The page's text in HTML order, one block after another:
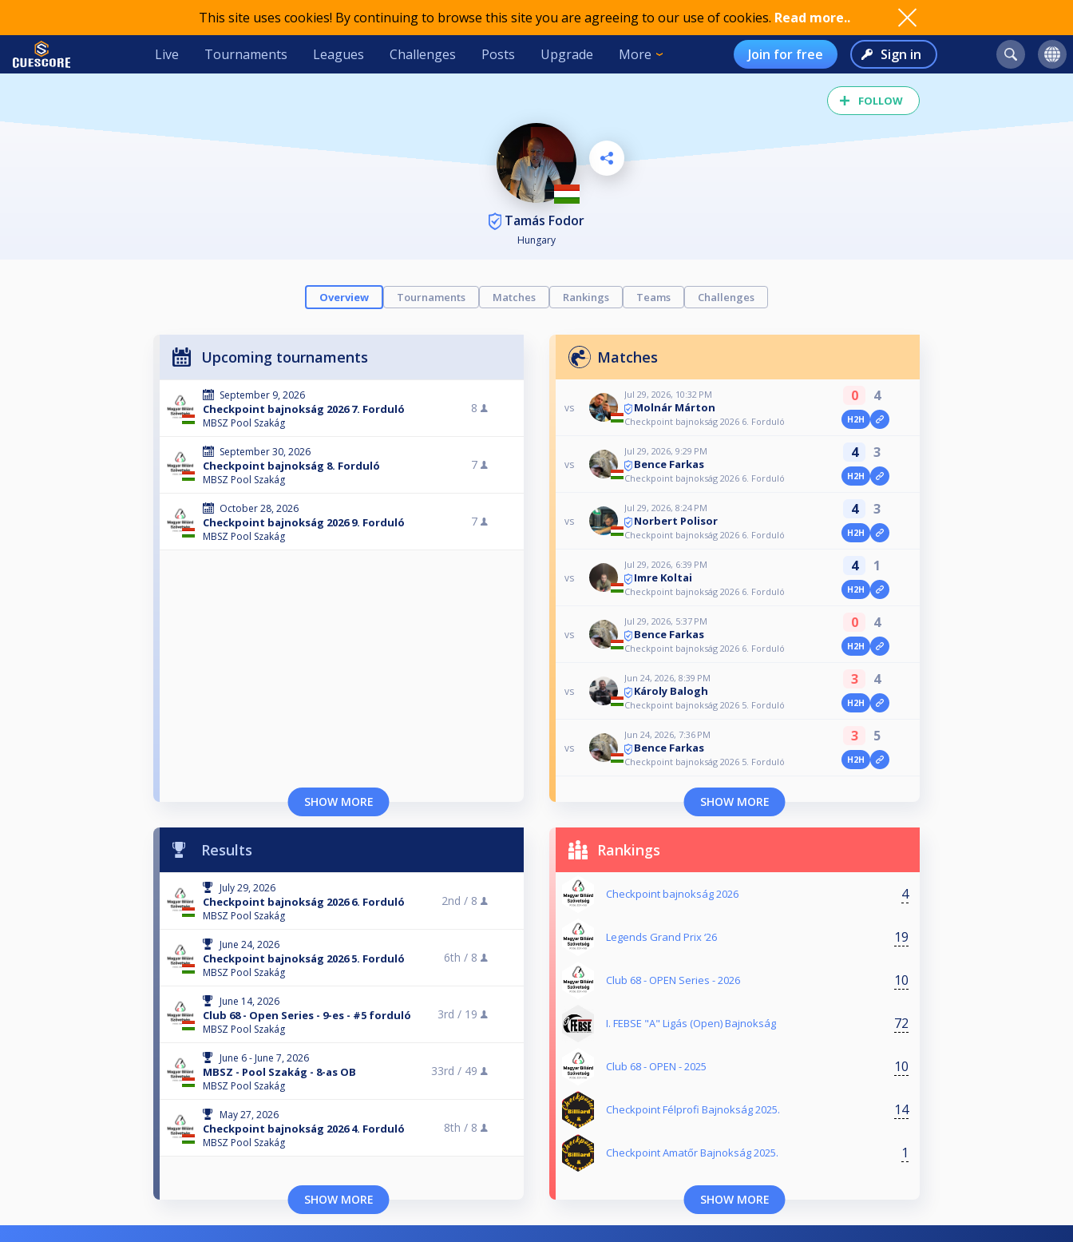
This site uses cookies! By continuing to browse this site you are agreeing to our use of cookies. Read more..
Live Tournaments Leagues Challenges Posts Upgrade More Join for free Sign in
FOLLOW
Tamás Fodor
Hungary
Overview Tournaments Matches Rankings Teams Challenges
Upcoming tournaments
September 9, 2026
Checkpoint bajnokság 2026 7. Forduló
MBSZ Pool Szakág
8
September 30, 2026
Checkpoint bajnokság 8. Forduló
MBSZ Pool Szakág
7
October 28, 2026
Checkpoint bajnokság 2026 9. Forduló
MBSZ Pool Szakág
7
SHOW MORE
Matches
vs
Jul 29, 2026, 10:32 PM
Molnár Márton
Checkpoint bajnokság 2026 6. Forduló
0 4
H2H
vs
Jul 29, 2026, 9:29 PM
Bence Farkas
Checkpoint bajnokság 2026 6. Forduló
4 3
H2H
vs
Jul 29, 2026, 8:24 PM
Norbert Polisor
Checkpoint bajnokság 2026 6. Forduló
4 3
H2H
vs
Jul 29, 2026, 6:39 PM
Imre Koltai
Checkpoint bajnokság 2026 6. Forduló
4 1
H2H
vs
Jul 29, 2026, 5:37 PM
Bence Farkas
Checkpoint bajnokság 2026 6. Forduló
0 4
H2H
vs
Jun 24, 2026, 8:39 PM
Károly Balogh
Checkpoint bajnokság 2026 5. Forduló
3 4
H2H
vs
Jun 24, 2026, 7:36 PM
Bence Farkas
Checkpoint bajnokság 2026 5. Forduló
3 5
H2H
SHOW MORE
Results
July 29, 2026
Checkpoint bajnokság 2026 6. Forduló
MBSZ Pool Szakág
2nd / 8
June 24, 2026
Checkpoint bajnokság 2026 5. Forduló
MBSZ Pool Szakág
6th / 8
June 14, 2026
Club 68 - Open Series - 9-es - #5 forduló
MBSZ Pool Szakág
3rd / 19
June 6 - June 7, 2026
MBSZ - Pool Szakág - 8-as OB
MBSZ Pool Szakág
33rd / 49
May 27, 2026
Checkpoint bajnokság 2026 4. Forduló
MBSZ Pool Szakág
8th / 8
SHOW MORE
Rankings
Checkpoint bajnokság 2026 4
Legends Grand Prix ‘26 19
Club 68 - OPEN Series - 2026 10
I. FEBSE "A" Ligás (Open) Bajnokság 72
Club 68 - OPEN - 2025 10
Checkpoint Félprofi Bajnokság 2025. 14
Checkpoint Amatőr Bajnokság 2025. 1
SHOW MORE